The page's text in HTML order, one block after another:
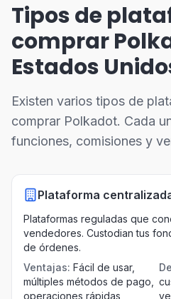
Tipos de
comprar
Estados
Existen varios tipos de
comprar Polkadot. Cada
funciones, comisiones y
Plataforma
Plataformas reguladas que
vendedores. Custodian tus
de órdenes.
Ventajas: Fácil de usar,
múltiples métodos de pago,
operaciones rápidas